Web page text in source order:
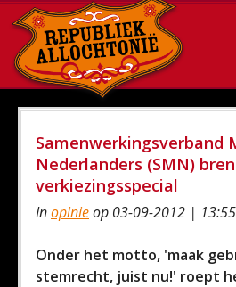
Samenwerkingsverband
Nederlanders (SMN)
verkiezingsspecial
Inopinieop 03-09-2012 | 13:55
Onder het motto, 'maak
stemrecht, juist nu!' roept